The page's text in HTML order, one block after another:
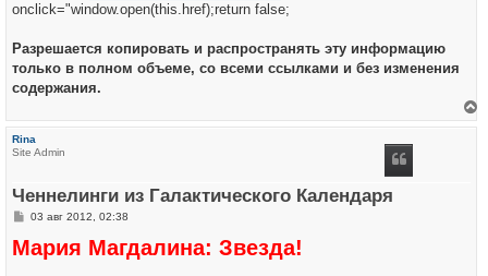
onclick="window.open(this.href);return false;
Разрешается копировать и распространять эту информацию
только в полном объеме, со всеми ссылками и без изменения
содержания.
Rina
Site Admin
Ченнелинги из Галактического Календаря
С
о
б
03 авг 2012, 02:38
Мария Магдалина: Звезда!